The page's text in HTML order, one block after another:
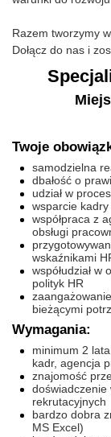
Razem tworzymy
Dołącz do nas i
Twoje
samodzielna
dbałość o
udział w
wsparcie
współpraca z
obsługi
wskaźnikami
współudział
polityk HR
bieżącymi
Wymagania:
minimum 2
kadr, agencja
znajomość
doświadczenie
rekrutacyjnych
bardzo dobra
MS Excel)